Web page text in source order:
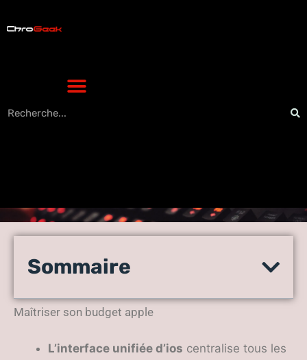
iPhone : la méthode simple
prélèvements
Sommaire
Maîtriser son budget apple
L’interface unifiée d’ios centralise tous les